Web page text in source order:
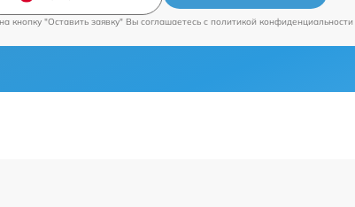
кнопку "Оставить заявку" Вы соглашаетесь c политикой конфиденциальности